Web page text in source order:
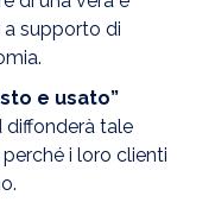
supporto di
e usato”
diffonderà tale
i loro clienti